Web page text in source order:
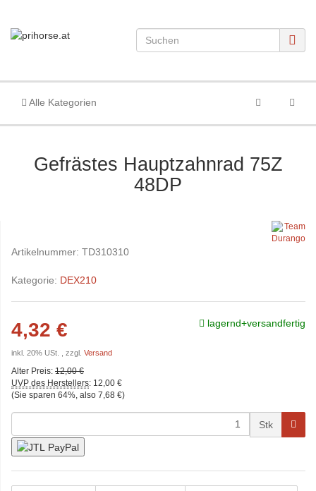
Alle Kategorien
Gefrästes Hauptzahnrad 75Z
48DP
Artikelnummer: TD310310
Kategorie: DEX210
4,32 €
inkl. 20% USt. , zzgl. Versand
Alter Preis: 12,00 €
UVP des Herstellers: 12,00 €
(Sie sparen 64%, also 7,68 €)
lagernd+versandfertig
Stk